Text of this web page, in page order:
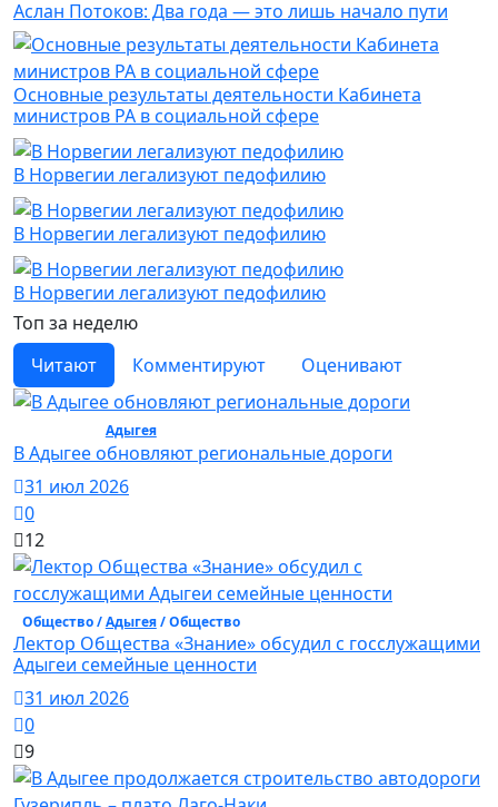
Аслан Потоков: Два года — это лишь начало пути
Основные результаты деятельности Кабинета
министров РА в социальной сфере
В Норвегии легализуют педофилию
В Норвегии легализуют педофилию
В Норвегии легализуют педофилию
Топ за неделю
Читают
Комментируют Оценивают
Адыгея/ Общество
В Адыгее обновляют региональные дороги
31 июл 2026
0
12
Общество /Адыгея/ Общество
Лектор Общества «Знание» обсудил с госслужащими
Адыгеи семейные ценности
31 июл 2026
0
9